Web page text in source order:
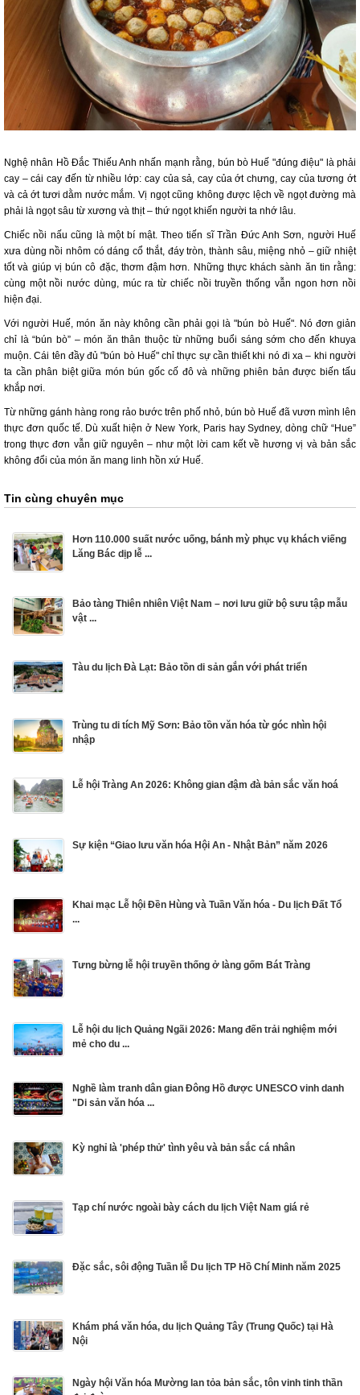
Nghệ nhân Hồ Đắc Thiếu Anh nhấn mạnh rằng, bún bò Huế "đúng điệu" là phải
cay – cái cay đến từ nhiều lớp: cay của sả, cay của ớt chưng, cay của tương ớt
và cả ớt tươi dằm nước mắm. Vị ngọt cũng không được lệch về ngọt đường mà
phải là ngọt sâu từ xương và thịt – thứ ngọt khiến người ta nhớ lâu.
Chiếc nồi nấu cũng là một bí mật. Theo tiến sĩ Trần Đức Anh Sơn, người Huế
xưa dùng nồi nhôm có dáng cổ thắt, đáy tròn, thành sâu, miệng nhỏ – giữ nhiệt
tốt và giúp vị bún cô đặc, thơm đậm hơn. Những thực khách sành ăn tin rằng:
cùng một nồi nước dùng, múc ra từ chiếc nồi truyền thống vẫn ngon hơn nồi
hiện đại.
Với người Huế, món ăn này không cần phải gọi là "bún bò Huế". Nó đơn giản
chỉ là “bún bò” – món ăn thân thuộc từ những buổi sáng sớm cho đến khuya
muộn. Cái tên đầy đủ "bún bò Huế" chỉ thực sự cần thiết khi nó đi xa – khi người
ta cần phân biệt giữa món bún gốc cố đô và những phiên bản được biến tấu
khắp nơi.
Từ những gánh hàng rong rảo bước trên phố nhỏ, bún bò Huế đã vươn mình lên
thực đơn quốc tế. Dù xuất hiện ở New York, Paris hay Sydney, dòng chữ “Hue”
trong thực đơn vẫn giữ nguyên – như một lời cam kết về hương vị và bản sắc
không đổi của món ăn mang linh hồn xứ Huế.
Tin cùng chuyên mục
Hơn 110.000 suất nước uống, bánh mỳ phục vụ khách viếng
Lăng Bác dịp lễ ...
Bảo tàng Thiên nhiên Việt Nam – nơi lưu giữ bộ sưu tập mẫu
vật ...
Tàu du lịch Đà Lạt: Bảo tồn di sản gắn với phát triển
Trùng tu di tích Mỹ Sơn: Bảo tồn văn hóa từ góc nhìn hội
nhập
Lễ hội Tràng An 2026: Không gian đậm đà bản sắc văn hoá
Sự kiện “Giao lưu văn hóa Hội An - Nhật Bản” năm 2026
Khai mạc Lễ hội Đền Hùng và Tuần Văn hóa - Du lịch Đất Tổ
...
Tưng bừng lễ hội truyền thống ở làng gốm Bát Tràng
Lễ hội du lịch Quảng Ngãi 2026: Mang đến trải nghiệm mới
mẻ cho du ...
Nghề làm tranh dân gian Đông Hồ được UNESCO vinh danh
"Di sản văn hóa ...
Kỳ nghỉ là 'phép thử' tình yêu và bản sắc cá nhân
Tạp chí nước ngoài bày cách du lịch Việt Nam giá rẻ
Đặc sắc, sôi động Tuần lễ Du lịch TP Hồ Chí Minh năm 2025
Khám phá văn hóa, du lịch Quảng Tây (Trung Quốc) tại Hà
Nội
Ngày hội Văn hóa Mường lan tỏa bản sắc, tôn vinh tinh thần